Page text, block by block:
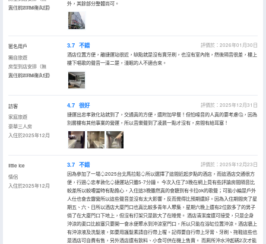
窗-1800PM後入住）
入住於2026年02月
外，其餘部分整體尚可。
匿名用戶
獨自旅遊
房型到店安排（無
窗-1800PM後入住）
入住於2026年01月
3.7 不錯
評價於：2026年01月30日
酒店位置方便，離捷運站很近，缺點就是沒有賣牙刷，也沒有室內拖，然後隔音很差，樓上
樓下唱歌的聲音一清二楚，淺眠的人不適合來。
訪客
家庭旅遊
豪華三人房
入住於2025年12月
4.7 很好
評價於：2025年12月31日
捷運出忠孝敦化站就到了，交通真的方便，還附加早餐！但怕噪音的人真的要考慮🤔，因為
別層樓有其他事業的營運，所以音樂聲到了凌晨一點才沒有，房間有給耳塞！
Iittle Ice
情侶
入住於2025年12月
3.7 不錯
評價於：2025年12月23日
因為參加了一場♤2025台北馬拉鬆♤所以選擇了這間近起步點的酒店，而這酒店交通很方
便，行過♤忠孝敦化♤捷運站只雖5-7分鐘。 今次入住了3晚在網上見有些評論房間隔音比
較差所以較嘈當時有點擔心，入住這3晚雖然真的會聽到有卡拉ok的歌聲；可能小編是戶外
人仕也會去露營所以這些聲音並沒有太大影響，反而覺得比預期還好。因為入住期間夾了星
期五、六、日所以酒店大廈門口也真比較多青年人聚集，星期六晚上還有2位飲多了的男子
倘了在大廈門口下地上，但沒有打架只是飲大了在睡覺。 酒店清潔度還可接受，只是企身
沖涼的渠口比較塞只要開一會水便聚水到沖涼室門口，所以只能在浴缸位置沖涼。酒店牆上
有沖涼液及洗髮液，如要用護髮素請自行帶上喔。記得要自行帶上牙膏、牙刷、拖鞋這些也
是酒店可自費有售，另外酒店還有飲料、小食可供在機上售賣。 而厠所沖水沖起碼2次才能